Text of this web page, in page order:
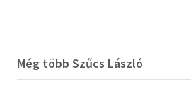
Még több Szűcs László